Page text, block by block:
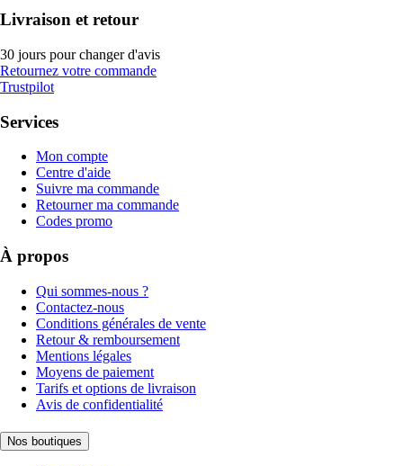
Livraison et retour
30 jours pour changer d'avis
Retournez votre commande
Trustpilot
Services
Mon compte
Centre d'aide
Suivre ma commande
Retourner ma commande
Codes promo
À propos
Qui sommes-nous ?
Contactez-nous
Conditions générales de vente
Retour & remboursement
Mentions légales
Moyens de paiement
Tarifs et options de livraison
Avis de confidentialité
Nos boutiques